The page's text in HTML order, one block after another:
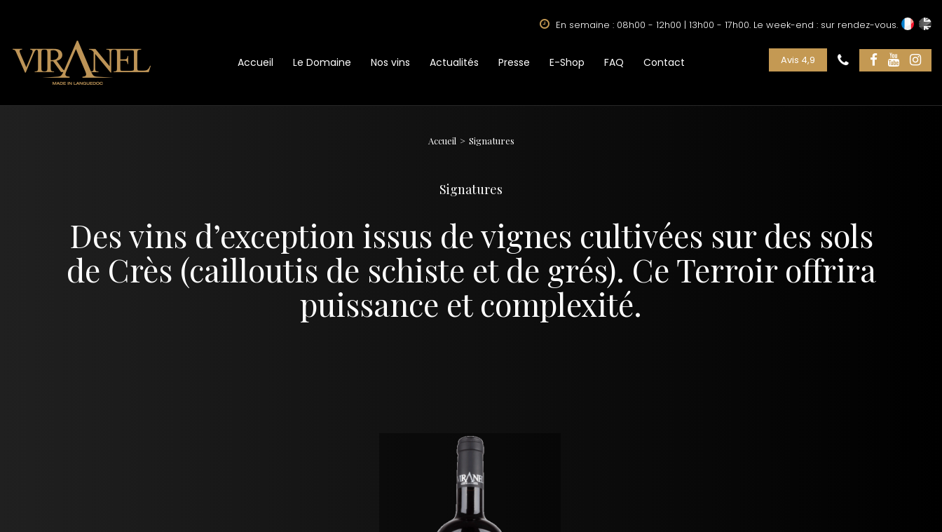
En semaine : 08h00 - 12h00 | 13h00 - 17h00. Le week-end : sur rendez-vous.
Accueil Le Domaine Nos vins Actualités Presse E-Shop FAQ Contact Avis 4,9
Accueil Signatures
Signatures
Des vins d’exception issus de vignes cultivées sur des sols
de Crès (cailloutis de schiste et de grés). Ce Terroir offrira
puissance et complexité.